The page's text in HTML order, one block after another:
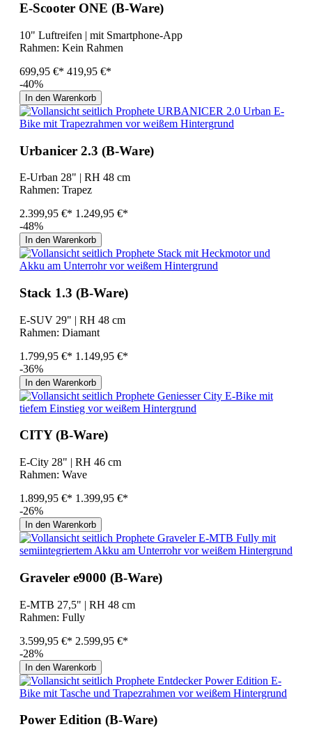
E-Scooter ONE (B-Ware)
10" Luftreifen | mit Smartphone-App
Rahmen: Kein Rahmen
699,95 €* 419,95 €*
-40%
In den Warenkorb
Urbanicer 2.3 (B-Ware)
E-Urban 28" | RH 48 cm
Rahmen: Trapez
2.399,95 €* 1.249,95 €*
-48%
In den Warenkorb
Stack 1.3 (B-Ware)
E-SUV 29" | RH 48 cm
Rahmen: Diamant
1.799,95 €* 1.149,95 €*
-36%
In den Warenkorb
CITY (B-Ware)
E-City 28" | RH 46 cm
Rahmen: Wave
1.899,95 €* 1.399,95 €*
-26%
In den Warenkorb
Graveler e9000 (B-Ware)
E-MTB 27,5" | RH 48 cm
Rahmen: Fully
3.599,95 €* 2.599,95 €*
-28%
In den Warenkorb
Power Edition (B-Ware)